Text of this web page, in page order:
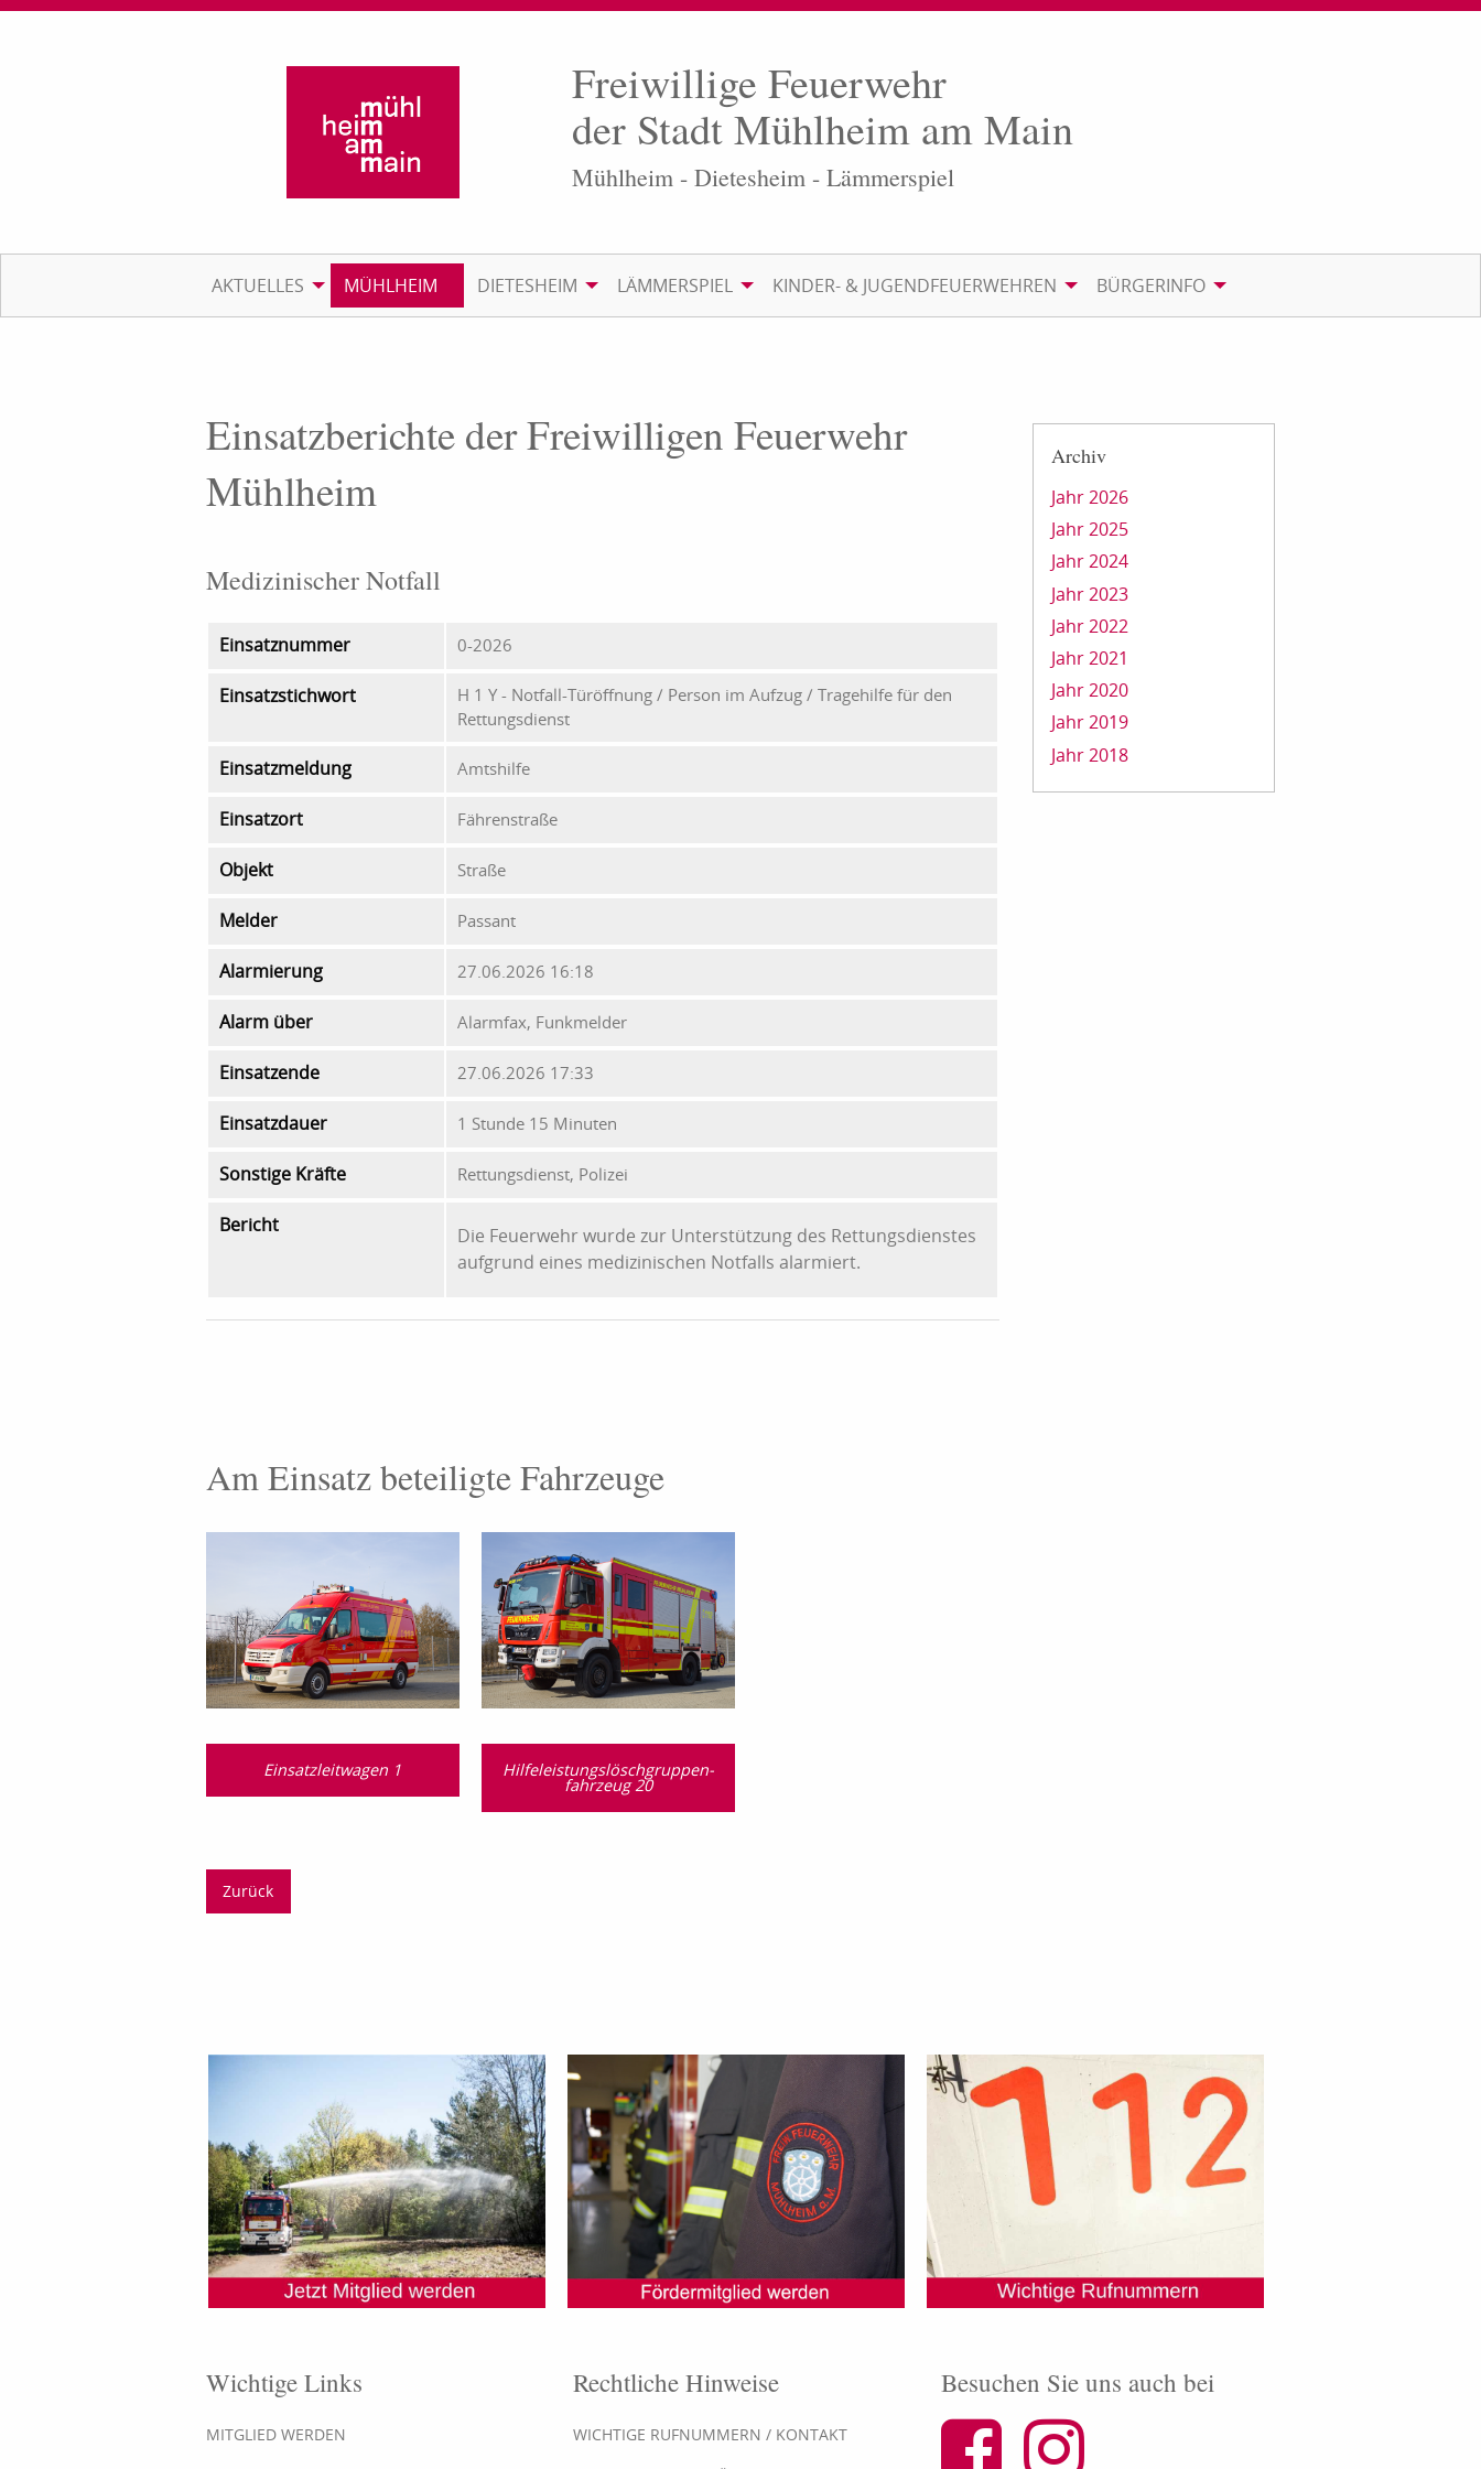
Freiwillige Feuerwehr
der Stadt Mühlheim am Main
Mühlheim - Dietesheim - Lämmerspiel
AKTUELLES MÜHLHEIM DIETESHEIM LÄMMERSPIEL KINDER- & JUGENDFEUERWEHREN BÜRGERINFO
Einsatzberichte der Freiwilligen Feuerwehr
Mühlheim
Medizinischer Notfall
Einsatznummer 0-2026
Einsatzstichwort
H 1 Y - Notfall-Türöffnung / Person im Aufzug / Tragehilfe für den
Rettungsdienst
Einsatzmeldung Amtshilfe
Einsatzort Fährenstraße
Objekt Straße
Melder Passant
Alarmierung 27.06.2026 16:18
Alarm über Alarmfax, Funkmelder
Einsatzende 27.06.2026 17:33
Einsatzdauer 1 Stunde 15 Minuten
Sonstige Kräfte Rettungsdienst, Polizei
Bericht
Die Feuerwehr wurde zur Unterstützung des Rettungsdienstes
aufgrund eines medizinischen Notfalls alarmiert.
Am Einsatz beteiligte Fahrzeuge
Einsatzleitwagen 1 Hilfeleistungslösch­gruppen­
fahrzeug 20
Zurück
Archiv
Jahr 2026
Jahr 2025
Jahr 2024
Jahr 2023
Jahr 2022
Jahr 2021
Jahr 2020
Jahr 2019
Jahr 2018
Wichtige Links
MITGLIED WERDEN
Rechtliche Hinweise
WICHTIGE RUFNUMMERN / KONTAKT
Besuchen Sie uns auch bei